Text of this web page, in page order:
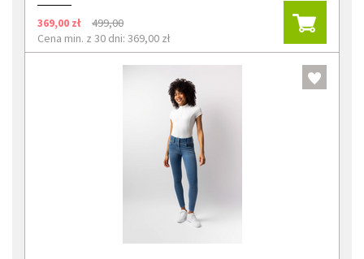
369,00 zł
499,00
Cena min. z 30 dni: 369,00 zł